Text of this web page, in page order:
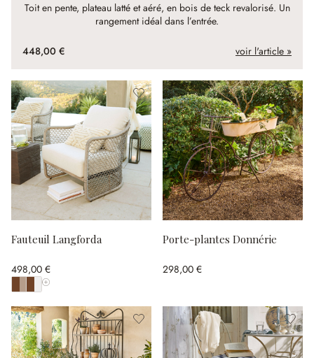
Toit en pente, plateau latté et aéré, en bois de teck revalorisé. Un
rangement idéal dans l’entrée.
448,00 € voir l'article »
Fauteuil Langforda
498,00 €
Afficher toutes les couleurs
Porte-plantes Donnérie
298,00 €